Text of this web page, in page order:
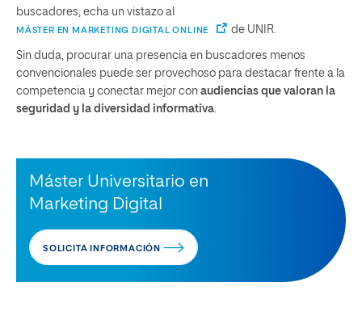
buscadores, echa un vistazo al
MÁSTER EN MARKETING DIGITAL ONLINE de UNIR.
Sin duda, procurar una presencia en buscadores menos
convencionales puede ser provechoso para destacar frente a la
competencia y conectar mejor con audiencias que valoran la
seguridad y la diversidad informativa
Máster Universitario en
Marketing Digital
SOLICITA INFORMACIÓN